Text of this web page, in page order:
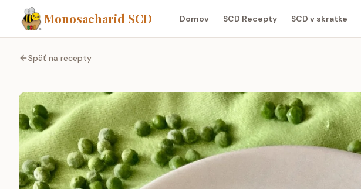
Monosacharid SCD Domov SCD Recepty SCD v skratke
Späť na recepty